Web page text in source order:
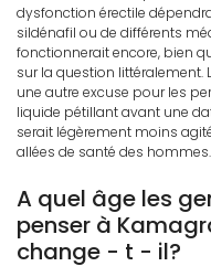
dysfonction érectile
sildénafil ou de différents
fonctionnerait encore, bien
sur la question littéralement.
une autre excuse pour les
liquide pétillant avant une
serait légèrement moins
allées de santé des hommes.
A quel âge les
penser à
change - t - il?